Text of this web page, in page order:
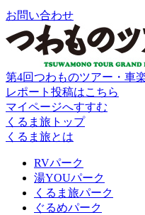
お問い合わせ
第4回つわものツアー・車
レポート投稿はこちら
マイページへすすむ
くるま旅トップ
くるま旅とは
RVパーク
湯YOUパーク
くるま旅パーク
ぐるめパーク